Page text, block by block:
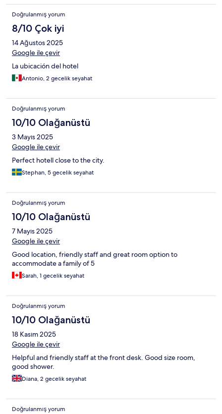
Doğrulanmış yorum
8/10 Çok iyi
14 Ağustos 2025
Google ile çevir
La ubicación del hotel
Antonio, 2 gecelik seyahat
Doğrulanmış yorum
10/10 Olağanüstü
3 Mayıs 2025
Google ile çevir
Perfect hotell close to the city.
Stephan, 5 gecelik seyahat
Doğrulanmış yorum
10/10 Olağanüstü
7 Mayıs 2025
Google ile çevir
Good location, friendly staff and great room option to
accommodate a family of 5
Sarah, 1 gecelik seyahat
Doğrulanmış yorum
10/10 Olağanüstü
18 Kasım 2025
Google ile çevir
Helpful and friendly staff at the front desk. Good size room,
good shower.
Diana, 2 gecelik seyahat
Doğrulanmış yorum